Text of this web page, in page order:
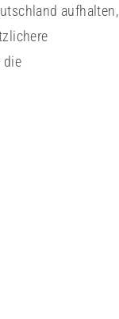
aufhalten,
die